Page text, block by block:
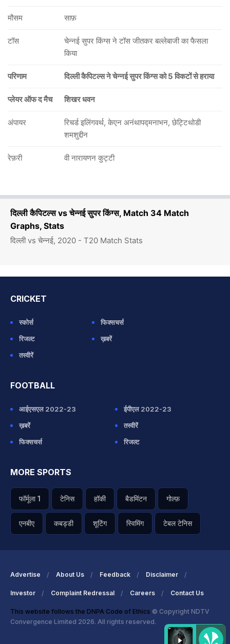
दिल्ली कैपिटल्स vs चेन्नई सुपर किंग्स, Match 34 Match
Graphs, Stats
दिल्ली vs चेन्नई, 2020 - T20 Match Stats
मौसम साफ़
टॉस
चेन्नई सुपर किंग्स ने टॉस जीतकर बल्लेबाजी का फैसला
किया
परिणाम दिल्ली कैपिटल्स ने चेन्नई सुपर किंग्स को 5 विकटों से हराया
प्लेयर ऑफ द मैच शिखर धवन
अंपायर
रिचर्ड इलिंगवर्थ, केएन अनंथापद्मनाभन, छेट्टिथोडी
शमशुद्दीन
रेफ़री वी नारायणन कुट्टी
CRICKET
स्कोर्स
फिक्सचर्स
रिजल्ट
ख़बरें
तस्वीरें
FOOTBALL
आईएसएल 2022-23
ईपीएल 2022-23
ख़बरें
तस्वीरें
फिक्सचर्स
रिजल्ट
MORE SPORTS
फॉर्मूला 1 टेनिस हॉकी बैडमिंटन गोल्फ़
एनबीए कबड्डी शूटिंग स्विमिंग टेबल टेनिस
Advertise About Us Feedback Disclaimer
Investor Complaint Redressal Careers Contact Us
This website follows the DNPA Code of Ethics © Copyright NDTV
Convergence Limited 2026. All rights reserved.